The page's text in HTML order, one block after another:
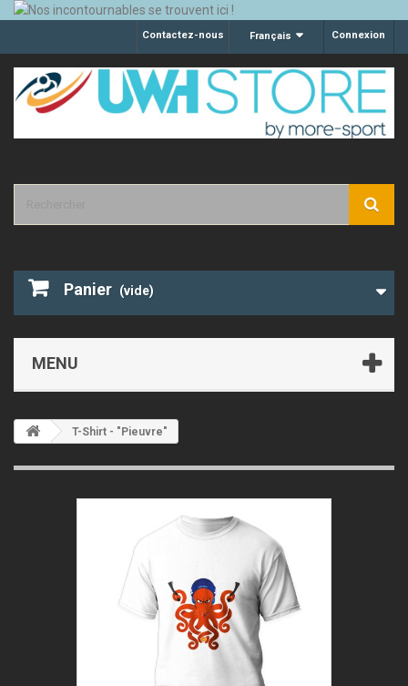
Connexion
Français
Contactez-nous
Panier (vide)
MENU
T-Shirt - "Pieuvre"